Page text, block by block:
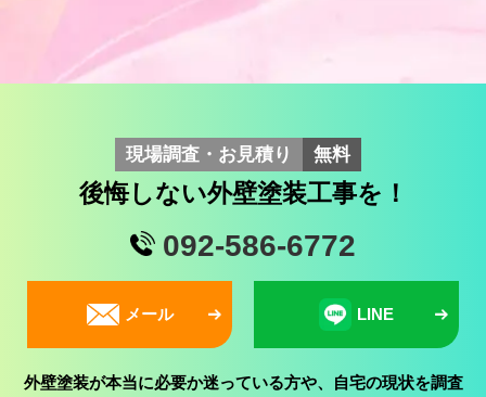
現場調査・お見積り 無料
後悔しない外壁塗装工事を！
092-586-6772
メール LINE
外壁塗装が本当に必要か迷っている方や、自宅の現状を調査